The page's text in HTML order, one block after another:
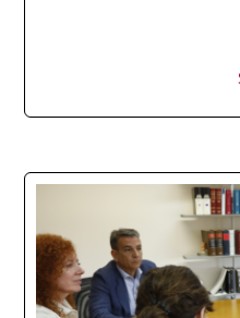
La promoción 2025/
School se convirtió
internacionales de la
en una ceremonia
con 44 grados y más